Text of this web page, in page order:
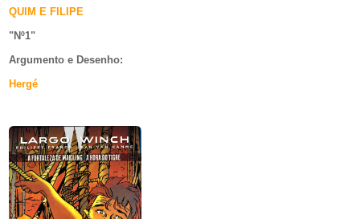
QUIM E FILIPE
"Nº1"
Argumento e Desenho:
Hergé